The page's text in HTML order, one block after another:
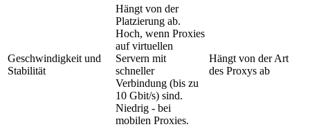
Geschwindigkeit und
Stabilität
Hängt von der
Platzierung ab.
Hoch, wenn Proxies
auf virtuellen
Servern mit
schneller
Verbindung (bis zu
10 Gbit/s) sind.
Niedrig - bei
mobilen Proxies.
Hängt von der Art
des Proxys ab